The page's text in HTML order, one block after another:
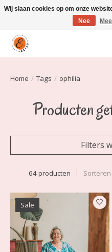
Elily is er om jou te laten stralen!
Home / Tags / ophilia
Producten
Filters
64 producten
Sale
Wij slaan cookies op om onze
Nee